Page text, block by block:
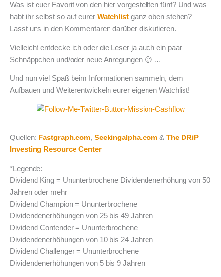
Was ist euer Favorit von den hier vorgestellten fünf? Und was
habt ihr selbst so auf eurer Watchlist ganz oben stehen?
Lasst uns in den Kommentaren darüber diskutieren.
Vielleicht entdecke ich oder die Leser ja auch ein paar
Schnäppchen und/oder neue Anregungen 🙂 …
Und nun viel Spaß beim Informationen sammeln, dem
Aufbauen und Weiterentwickeln eurer eigenen Watchlist!
Quellen: Fastgraph.com, Seekingalpha.com & The DRiP
Investing Resource Center
*Legende:
Dividend King = Ununterbrochene Dividendenerhöhung von 50
Jahren oder mehr
Dividend Champion = Ununterbrochene
Dividendenerhöhungen von 25 bis 49 Jahren
Dividend Contender = Ununterbrochene
Dividendenerhöhungen von 10 bis 24 Jahren
Dividend Challenger = Ununterbrochene
Dividendenerhöhungen von 5 bis 9 Jahren